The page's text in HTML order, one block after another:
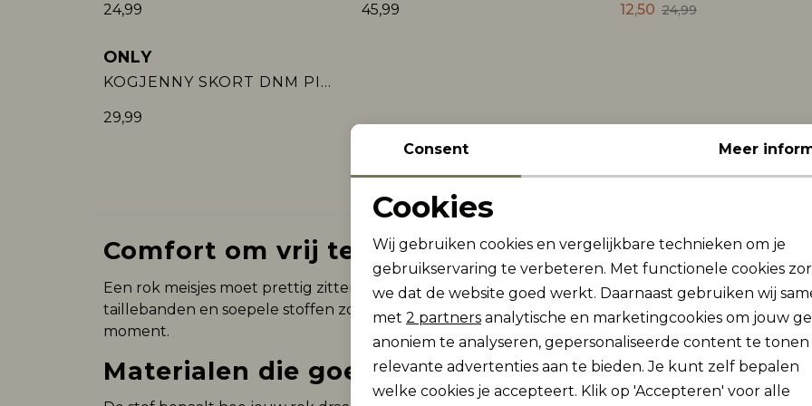
24,99 45,99 12,50 24,99
ONLY
KOGJENNY SKORT DNM PIM020 NOOS
29,99
Comfort om vrij te bewegen
Een rok meisjes moet prettig zitten en genoeg ruimte geven. Je kiest voor een comfortabele
taillebanden en soepele stoffen zorgen dat je vrij beweegt. Zo draag je jouw rok zonder moeite
moment.
Materialen die goed aanvoelen
Noodzakelijke cookies
Analytische cookies Marketing cookies
Consent Meer
Cookies
Wij gebruiken cookies en vergelijkbare technieken om je
gebruikservaring te verbeteren. Met functionele cookies
we dat de website goed werkt. Daarnaast gebruiken wij
met 2 partners analytische en marketingcookies om jouw
anoniem te analyseren, gepersonaliseerde content te tonen
relevante advertenties aan te bieden. Je kunt zelf bepalen
welke cookies je accepteert. Klik op 'Accepteren' voor alle